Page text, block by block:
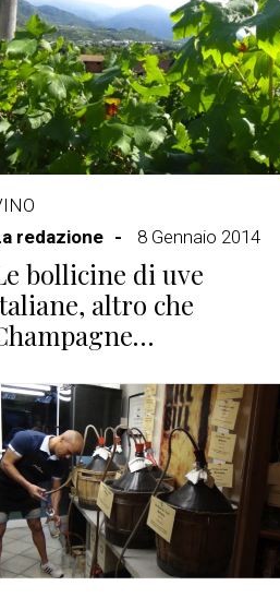
redazione
8 Gennaio 2014
bollicine di uve
altro che